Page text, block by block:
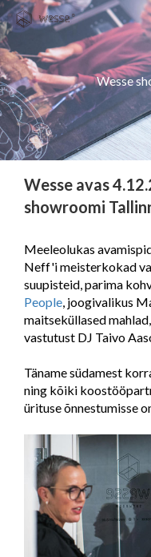
Wesse
Wesse avas
showroomi
Meeleolukas
Neff'i meisterkokad
suupisteid, parima
People, joogivalikus
maitseküllased
vastutust DJ Taivo
Täname südamest
ning kõiki
ürituse õnnestumisse